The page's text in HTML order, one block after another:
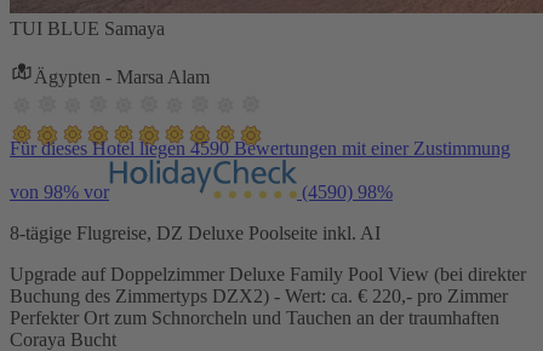
TUI BLUE Samaya
Ägypten - Marsa Alam
Für dieses Hotel liegen 4590 Bewertungen mit einer Zustimmung
von 98% vor (4590) 98%
8-tägige Flugreise, DZ Deluxe Poolseite inkl. AI
Upgrade auf Doppelzimmer Deluxe Family Pool View (bei direkter
Buchung des Zimmertyps DZX2) - Wert: ca. € 220,- pro Zimmer
Perfekter Ort zum Schnorcheln und Tauchen an der traumhaften
Coraya Bucht